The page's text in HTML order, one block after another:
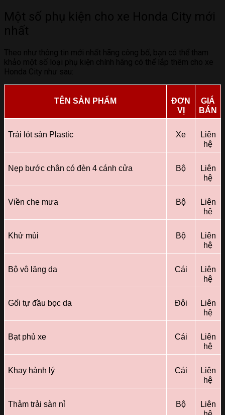
TÊN SẢN PHẨM
ĐƠN
VỊ
GIÁ
BÁN
Trải lót sàn Plastic Xe
Liên
hệ
Nẹp bước chân có đèn 4 cánh cửa Bộ
Liên
hệ
Viền che mưa Bộ
Liên
hệ
Khử mùi Bộ
Liên
hệ
Bộ vô lăng da Cái
Liên
hệ
Gối tự đầu bọc da Đôi
Liên
hệ
Bạt phủ xe Cái
Liên
hệ
Khay hành lý Cái
Liên
hệ
Thảm trải sàn nỉ Bộ
Liên